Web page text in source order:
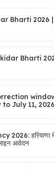
Bharti 2026 |
Bharti 2026
July 11,
2026: हरियाणा
आवेदन